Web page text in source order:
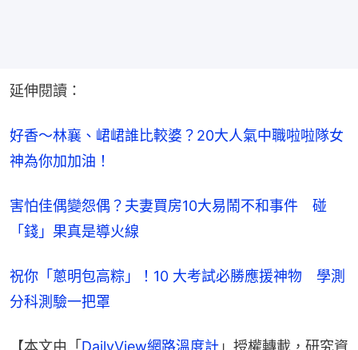
延伸閱讀：
好香～林襄、峮峮誰比較婆？20大人氣中職啦啦隊女
神為你加加油！
害怕佳偶變怨偶？夫妻買房10大易鬧不和事件　碰
「錢」果真是導火線
祝你「蔥明包高粽」！10 大考試必勝應援神物　學測
分科測驗一把罩
【本文由「 DailyView網路溫度計 」授權轉載，研究資